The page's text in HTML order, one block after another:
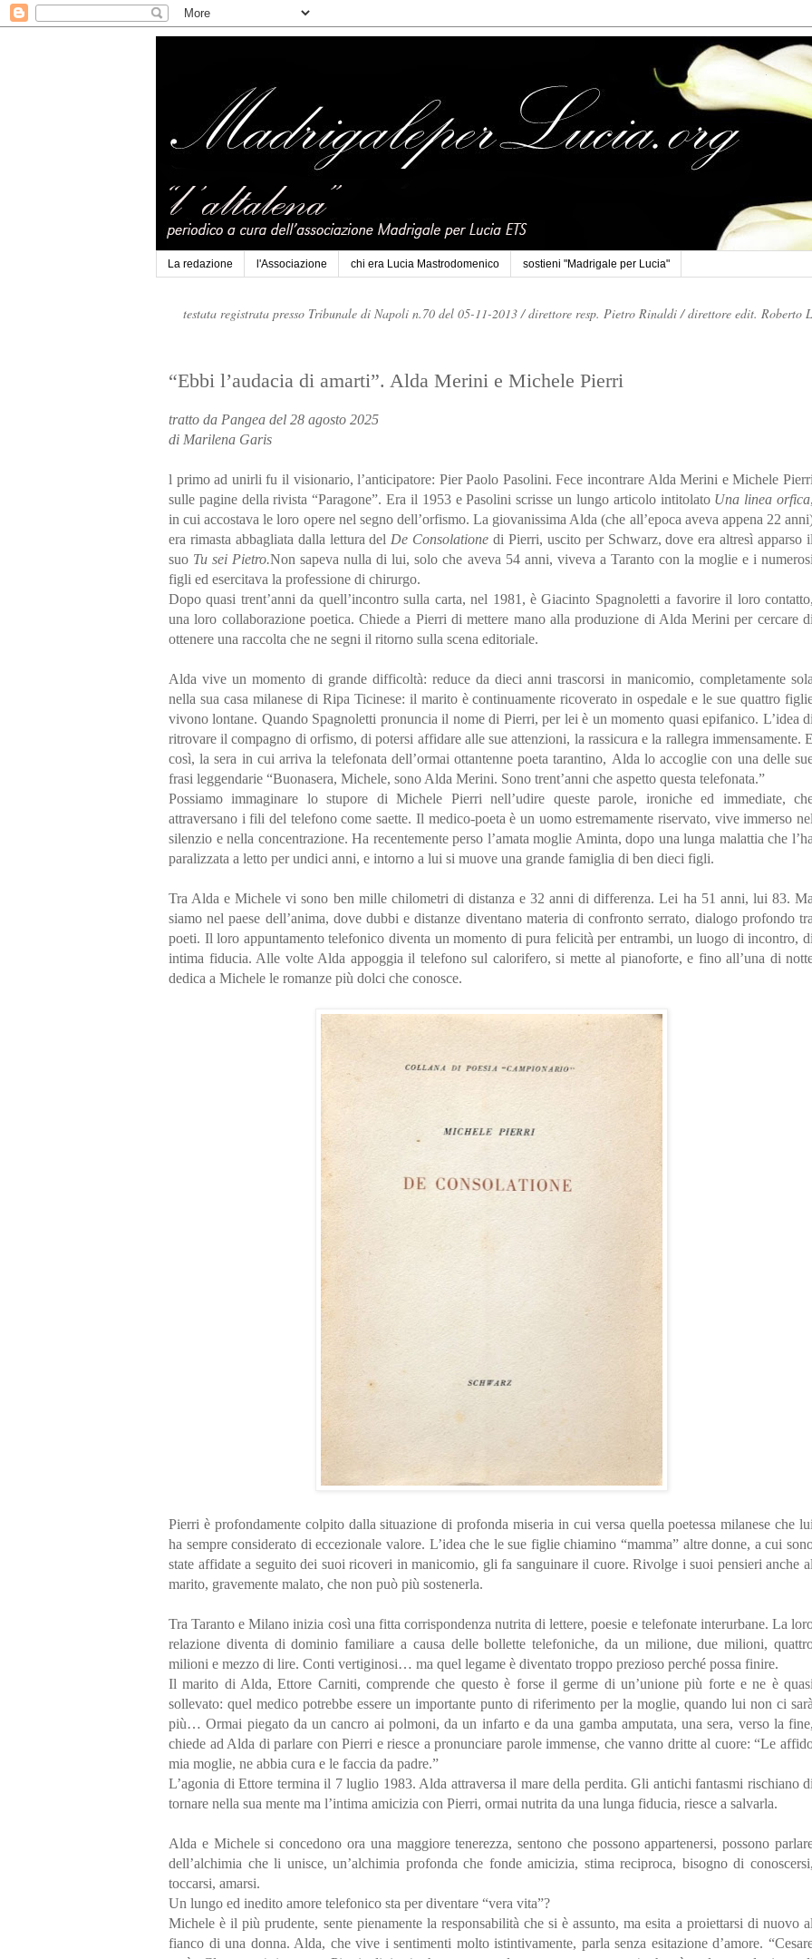
La redazione l'Associazione chi era Lucia Mastrodomenico sostieni "Madrigale per Lucia"
testata registrata presso Tribunale di Napoli n.70 del 05-11-2013 /direttore resp. Pietro Rinaldi /direttore edit. Roberto
“Ebbi l’audacia di amarti”. Alda Merini e Michele Pierri
tratto da Pangea del 28 agosto 2025
di Marilena Garis
l primo ad unirli fu il visionario, l’anticipatore: Pier Paolo Pasolini. Fece incontrare Alda Merini e Michele Pierri
sulle pagine della rivista “Paragone”. Era il 1953 e Pasolini scrisse un lungo articolo intitolato Una linea orfica,
in cui accostava le loro opere nel segno dell’orfismo. La giovanissima Alda (che all’epoca aveva appena 22
era rimasta abbagliata dalla lettura del De Consolatione di Pierri, uscito per Schwarz, dove era altresì apparso il
suo Tu sei Pietro.Non sapeva nulla di lui, solo che aveva 54 anni, viveva a Taranto con la moglie e i numerosi
figli ed esercitava la professione di chirurgo.
Dopo quasi trent’anni da quell’incontro sulla carta, nel 1981, è Giacinto Spagnoletti a favorire il loro contatto,
una loro collaborazione poetica. Chiede a Pierri di mettere mano alla produzione di Alda Merini per cercare di
ottenere una raccolta che ne segni il ritorno sulla scena editoriale.
Alda vive un momento di grande difficoltà: reduce da dieci anni trascorsi in manicomio, completamente sola
nella sua casa milanese di Ripa Ticinese: il marito è continuamente ricoverato in ospedale e le sue quattro
vivono lontane. Quando Spagnoletti pronuncia il nome di Pierri, per lei è un momento quasi epifanico. L’idea di
ritrovare il compagno di orfismo, di potersi affidare alle sue attenzioni, la rassicura e la rallegra immensamente. E
così, la sera in cui arriva la telefonata dell’ormai ottantenne poeta tarantino, Alda lo accoglie con una delle
frasi leggendarie “Buonasera, Michele, sono Alda Merini. Sono trent’anni che aspetto questa telefonata.”
Possiamo immaginare lo stupore di Michele Pierri nell’udire queste parole, ironiche ed immediate,
attraversano i fili del telefono come saette. Il medico-poeta è un uomo estremamente riservato, vive immerso nel
silenzio e nella concentrazione. Ha recentemente perso l’amata moglie Aminta, dopo una lunga malattia che l’ha
paralizzata a letto per undici anni, e intorno a lui si muove una grande famiglia di ben dieci figli.
Tra Alda e Michele vi sono ben mille chilometri di distanza e 32 anni di differenza. Lei ha 51 anni, lui 83. Ma
siamo nel paese dell’anima, dove dubbi e distanze diventano materia di confronto serrato, dialogo profondo tra
poeti. Il loro appuntamento telefonico diventa un momento di pura felicità per entrambi, un luogo di incontro, di
intima fiducia. Alle volte Alda appoggia il telefono sul calorifero, si mette al pianoforte, e fino all’una di
dedica a Michele le romanze più dolci che conosce.
Pierri è profondamente colpito dalla situazione di profonda miseria in cui versa quella poetessa milanese che lui
ha sempre considerato di eccezionale valore. L’idea che le sue figlie chiamino “mamma” altre donne, a cui
state affidate a seguito dei suoi ricoveri in manicomio, gli fa sanguinare il cuore. Rivolge i suoi pensieri anche al
marito, gravemente malato, che non può più sostenerla.
Tra Taranto e Milano inizia così una fitta corrispondenza nutrita di lettere, poesie e telefonate interurbane. La
relazione diventa di dominio familiare a causa delle bollette telefoniche, da un milione, due milioni,
milioni e mezzo di lire. Conti vertiginosi… ma quel legame è diventato troppo prezioso perché possa finire.
Il marito di Alda, Ettore Carniti, comprende che questo è forse il germe di un’unione più forte e ne è quasi
sollevato: quel medico potrebbe essere un importante punto di riferimento per la moglie, quando lui non ci sarà
più… Ormai piegato da un cancro ai polmoni, da un infarto e da una gamba amputata, una sera, verso la fine,
chiede ad Alda di parlare con Pierri e riesce a pronunciare parole immense, che vanno dritte al cuore: “Le
mia moglie, ne abbia cura e le faccia da padre.”
L’agonia di Ettore termina il 7 luglio 1983. Alda attraversa il mare della perdita. Gli antichi fantasmi rischiano di
tornare nella sua mente ma l’intima amicizia con Pierri, ormai nutrita da una lunga fiducia, riesce a salvarla.
Alda e Michele si concedono ora una maggiore tenerezza, sentono che possono appartenersi, possono
dell’alchimia che li unisce, un’alchimia profonda che fonde amicizia, stima reciproca, bisogno di conoscersi,
toccarsi, amarsi.
Un lungo ed inedito amore telefonico sta per diventare “vera vita”?
Michele è il più prudente, sente pienamente la responsabilità che si è assunto, ma esita a proiettarsi di nuovo al
fianco di una donna. Alda, che vive i sentimenti molto istintivamente, parla senza esitazione d’amore.